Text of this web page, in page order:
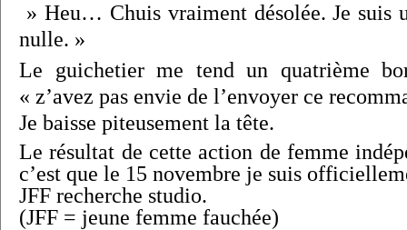
» Heu… Chuis vraiment désolée. Je suis
nulle. »
Le guichetier me tend un quatrième
« z’avez pas envie de l’envoyer ce
Je baisse piteusement la tête.
Le résultat de cette action de femme
c’est que le 15 novembre je suis
JFF recherche studio.
(JFF = jeune femme fauchée)